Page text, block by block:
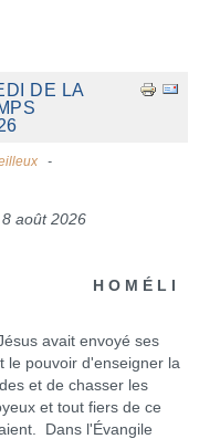
DE LA
août 2026
É L I
avait envoyé ses
le pouvoir d'enseigner la
et de chasser les
et tout fiers de ce
Dans l'Évangile